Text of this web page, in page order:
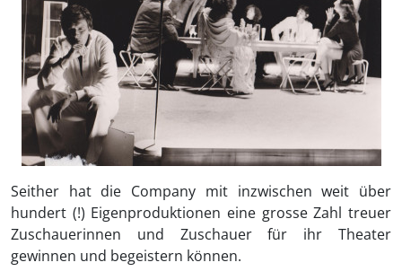
Seither hat die Company mit inzwischen weit über
hundert (!) Eigenproduktionen eine grosse Zahl treuer
Zuschauerinnen und Zuschauer für ihr Theater
gewinnen und begeistern können.